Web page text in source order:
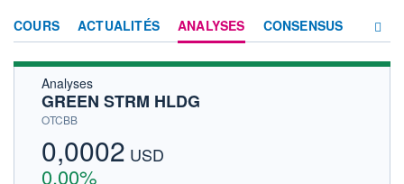
COURS ACTUALITÉS ANALYSES CONSENSUS
Analyses
GREEN STRM HLDG
OTCBB
0,0002 USD
0,00%